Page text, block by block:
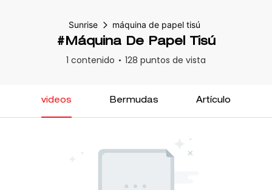
Sunrise máquina de papel tisú
#máquina De Papel Tisú
1 contenido
128 puntos de vista
videos Bermudas Artículo